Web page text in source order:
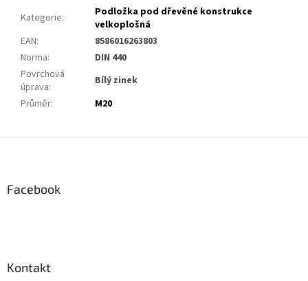
Kategorie:
Podložka pod dřevěné konstrukce
velkoplošná
EAN:
8586016263803
Norma:
DIN 440
Povrchová
úprava:
Bílý zinek
Průměr: M20
Facebook
Kontakt